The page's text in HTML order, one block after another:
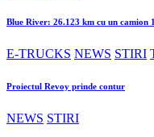
Blue River: 26.123 km cu un
E-TRUCKS NEWS STIRI
Proiectul Revoy prinde contur
NEWS STIRI